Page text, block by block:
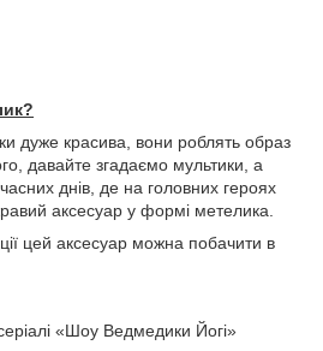
дуже красива, вони роблять образ
давайте згадаємо мультики, а
днів, де на головних героях
аксесуар у формі метелика.
цей аксесуар можна побачити в
«Шоу Ведмедики Йогі»